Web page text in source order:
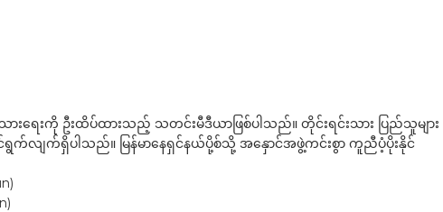
းရေးကို ဦးထိပ်ထားသည့် သတင်းမီဒီယာဖြစ်ပါသည်။ တိုင်းရင်းသား ပြည်သူများ
င်ရွက်လျက်ရှိပါသည်။ မြန်မာနေရှင်နယ်ပို့စ်သို့ အနှောင်အဖွဲ့ကင်းစွာ ကူညီပံ့ပိုးနိုင်